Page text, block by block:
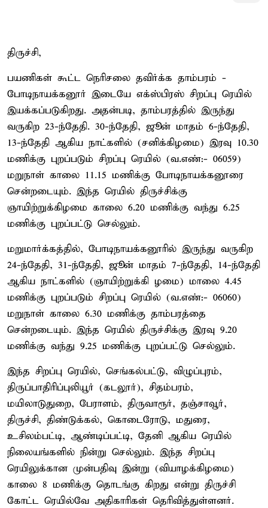
திருச்சி,
பயணிகள் கூட்ட நெரிசலை தவிர்க்க தாம்பரம் -
போடிநாயக்கனூர் இடையே எக்ஸ்பிரஸ் சிறப்பு ரெயில்
இயக்கப்படுகிறது. அதன்படி, தாம்பரத்தில் இருந்து
வருகிற 23-ந்தேதி. 30-ந்தேதி, ஜூன் மாதம் 6-ந்தேதி,
13-ந்தேதி ஆகிய நாட்களில் (சனிக்கிழமை) இரவு 10.30
மணிக்கு புறப்படும் சிறப்பு ரெயில் (வ.எண்:- 06059)
மறுநாள் காலை 11.15 மணிக்கு போடிநாயக்கனூரை
சென்றடையும். இந்த ரெயில் திருச்சிக்கு
ஞாயிற்றுக்கிழமை காலை 6.20 மணிக்கு வந்து 6.25
மணிக்கு புறப்பட்டு செல்லும்.
மறுமார்க்கத்தில், போடிநாயக்கனூரில் இருந்து வருகிற
24-ந்தேதி, 31-ந்தேதி, ஜூன் மாதம் 7-ந்தேதி, 14-ந்தேதி
ஆகிய நாட்களில் (ஞாயிற்றுக்கி ழமை) மாலை 4.45
மணிக்கு புறப்படும் சிறப்பு ரெயில் (வ.எண்:- 06060)
மறுநாள் காலை 6.30 மணிக்கு தாம்பரத்தை
சென்றடையும். இந்த ரெயில் திருச்சிக்கு இரவு 9.20
மணிக்கு வந்து 9.25 மணிக்கு புறப்பட்டு செல்லும்.
இந்த சிறப்பு ரெயில், செங்கல்பட்டு, விழுப்புரம்,
திருப்பாதிரிப்புலியூர் (கடலூர்), சிதம்பரம்,
மயிலாடுதுறை, பேராளம், திருவாரூர், தஞ்சாவூர்,
திருச்சி, திண்டுக்கல், கொடைரோடு, மதுரை,
உசிலம்பட்டி, ஆண்டிப்பட்டி, தேனி ஆகிய ரெயில்
நிலையங்களில் நின்று செல்லும். இந்த சிறப்பு
ரெயிலுக்கான முன்பதிவு இன்று (வியாழக்கிழமை)
காலை 8 மணிக்கு தொடங்கு கிறது என்று திருச்சி
கோட்ட ரெயில்வே அதிகாரிகள் தெரிவித்துள்ளனர்.